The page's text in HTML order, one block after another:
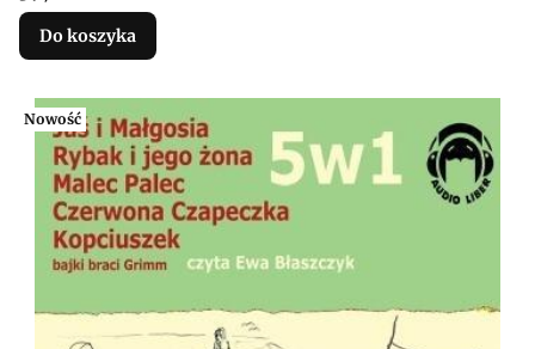
Do koszyka
Nowość